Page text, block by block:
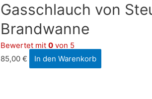
Gasschlauch von
Brandwanne
Bewertet mit0 von 5
85,00€ In den Warenkorb